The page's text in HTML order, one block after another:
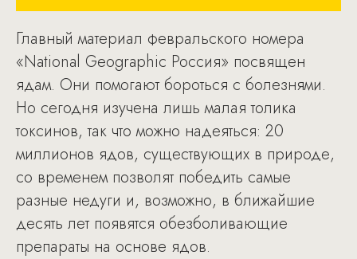
Главный материал февральского номера
«National Geographic Россия» посвящен
ядам. Они помогают бороться с болезнями.
Но сегодня изучена лишь малая толика
токсинов, так что можно надеяться: 20
миллионов ядов, существующих в природе,
со временем позволят победить самые
разные недуги и, возможно, в ближайшие
десять лет появятся обезболивающие
препараты на основе ядов.